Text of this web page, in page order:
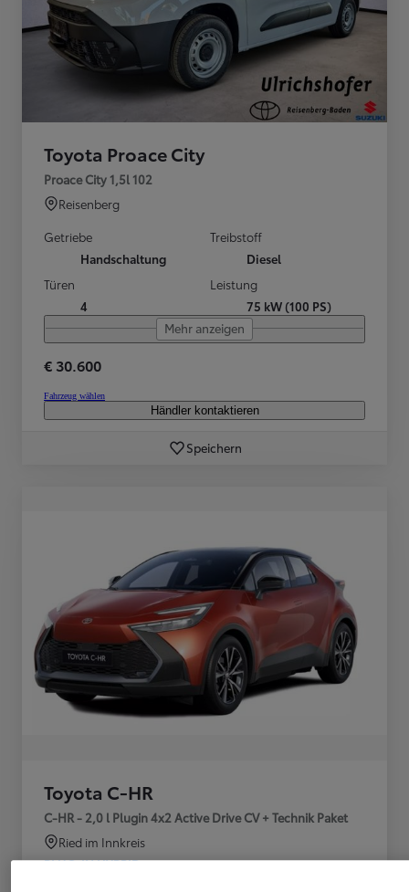
Toyota Proace City
Proace City 1,5l 102
Reisenberg
Getriebe
Handschaltung
Treibstoff
Diesel
Türen
4
Leistung
75 kW (100 PS)
Mehr anzeigen
€ 30.600
Fahrzeug wählen
Händler kontaktieren
Speichern
Toyota C-HR
C-HR - 2,0 l Plugin 4x2 Active Drive CV + Technik Paket
Ried im Innkreis
PLUG-IN HYBRID